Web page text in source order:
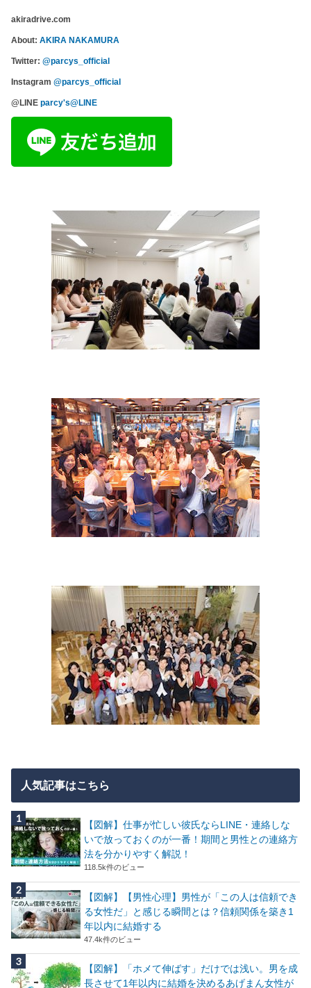
akiradrive.com
About:AKIRA NAKAMURA
Twitter:@parcys_official
Instagram@parcys_official
@LINEparcy's@LINE
人気記事はこちら
【図解】仕事が忙しい彼氏ならLINE・連絡しな
いで放っておくのが一番！期間と男性との連絡方
法を分かりやすく解説！
118.5k件のビュー
【図解】【男性心理】男性が「この人は信頼でき
る女性だ」と感じる瞬間とは？信頼関係を築き1
年以内に結婚する
47.4k件のビュー
【図解】「ホメて伸ばす」だけでは浅い。男を成
長させて1年以内に結婚を決めるあげまん女性が